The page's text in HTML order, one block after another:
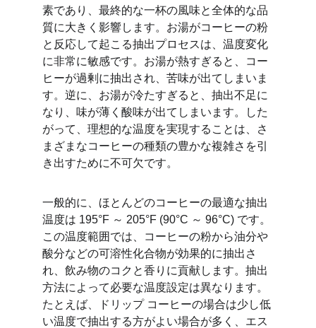
素であり、最終的な一杯の風味と全体的な品
質に大きく影響します。お湯がコーヒーの粉
と反応して起こる抽出プロセスは、温度変化
に非常に敏感です。お湯が熱すぎると、コー
ヒーが過剰に抽出され、苦味が出てしまいま
す。逆に、お湯が冷たすぎると、抽出不足に
なり、味が薄く酸味が出てしまいます。した
がって、理想的な温度を実現することは、さ
まざまなコーヒーの種類の豊かな複雑さを引
き出すために不可欠です。
一般的に、ほとんどのコーヒーの最適な抽出
温度は 195°F ～ 205°F (90°C ～ 96°C) です。
この温度範囲では、コーヒーの粉から油分や
酸分などの可溶性化合物が効果的に抽出さ
れ、飲み物のコクと香りに貢献します。抽出
方法によって必要な温度設定は異なります。
たとえば、ドリップ コーヒーの場合は少し低
い温度で抽出する方がよい場合が多く、エス